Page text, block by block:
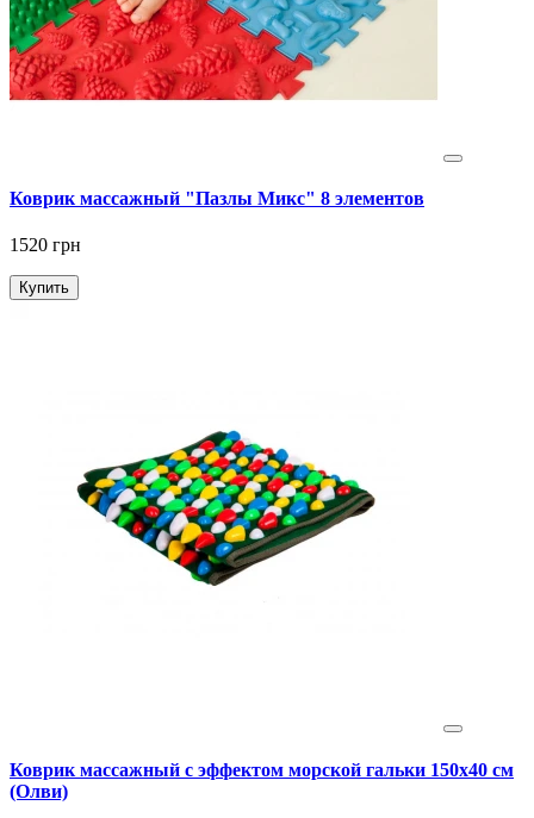
Коврик массажный "Пазлы Микс" 8 элементов
1520 грн
Купить
Коврик массажный с эффектом морской гальки 150х40 см
(Олви)